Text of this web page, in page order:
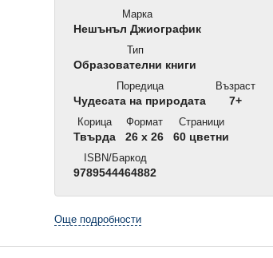
Марка
Нешънъл Джиографик
Тип
Образователни книги
Поредица
Чудесата на природата
Възраст
7+
Корица
Твърда
Формат
26 x 26
Страници
60 цветни
ISBN/Баркод
9789544464882
Още подробности